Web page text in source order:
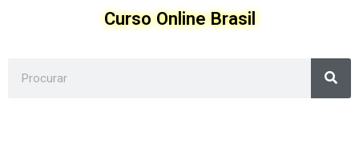
Curso Online Brasil